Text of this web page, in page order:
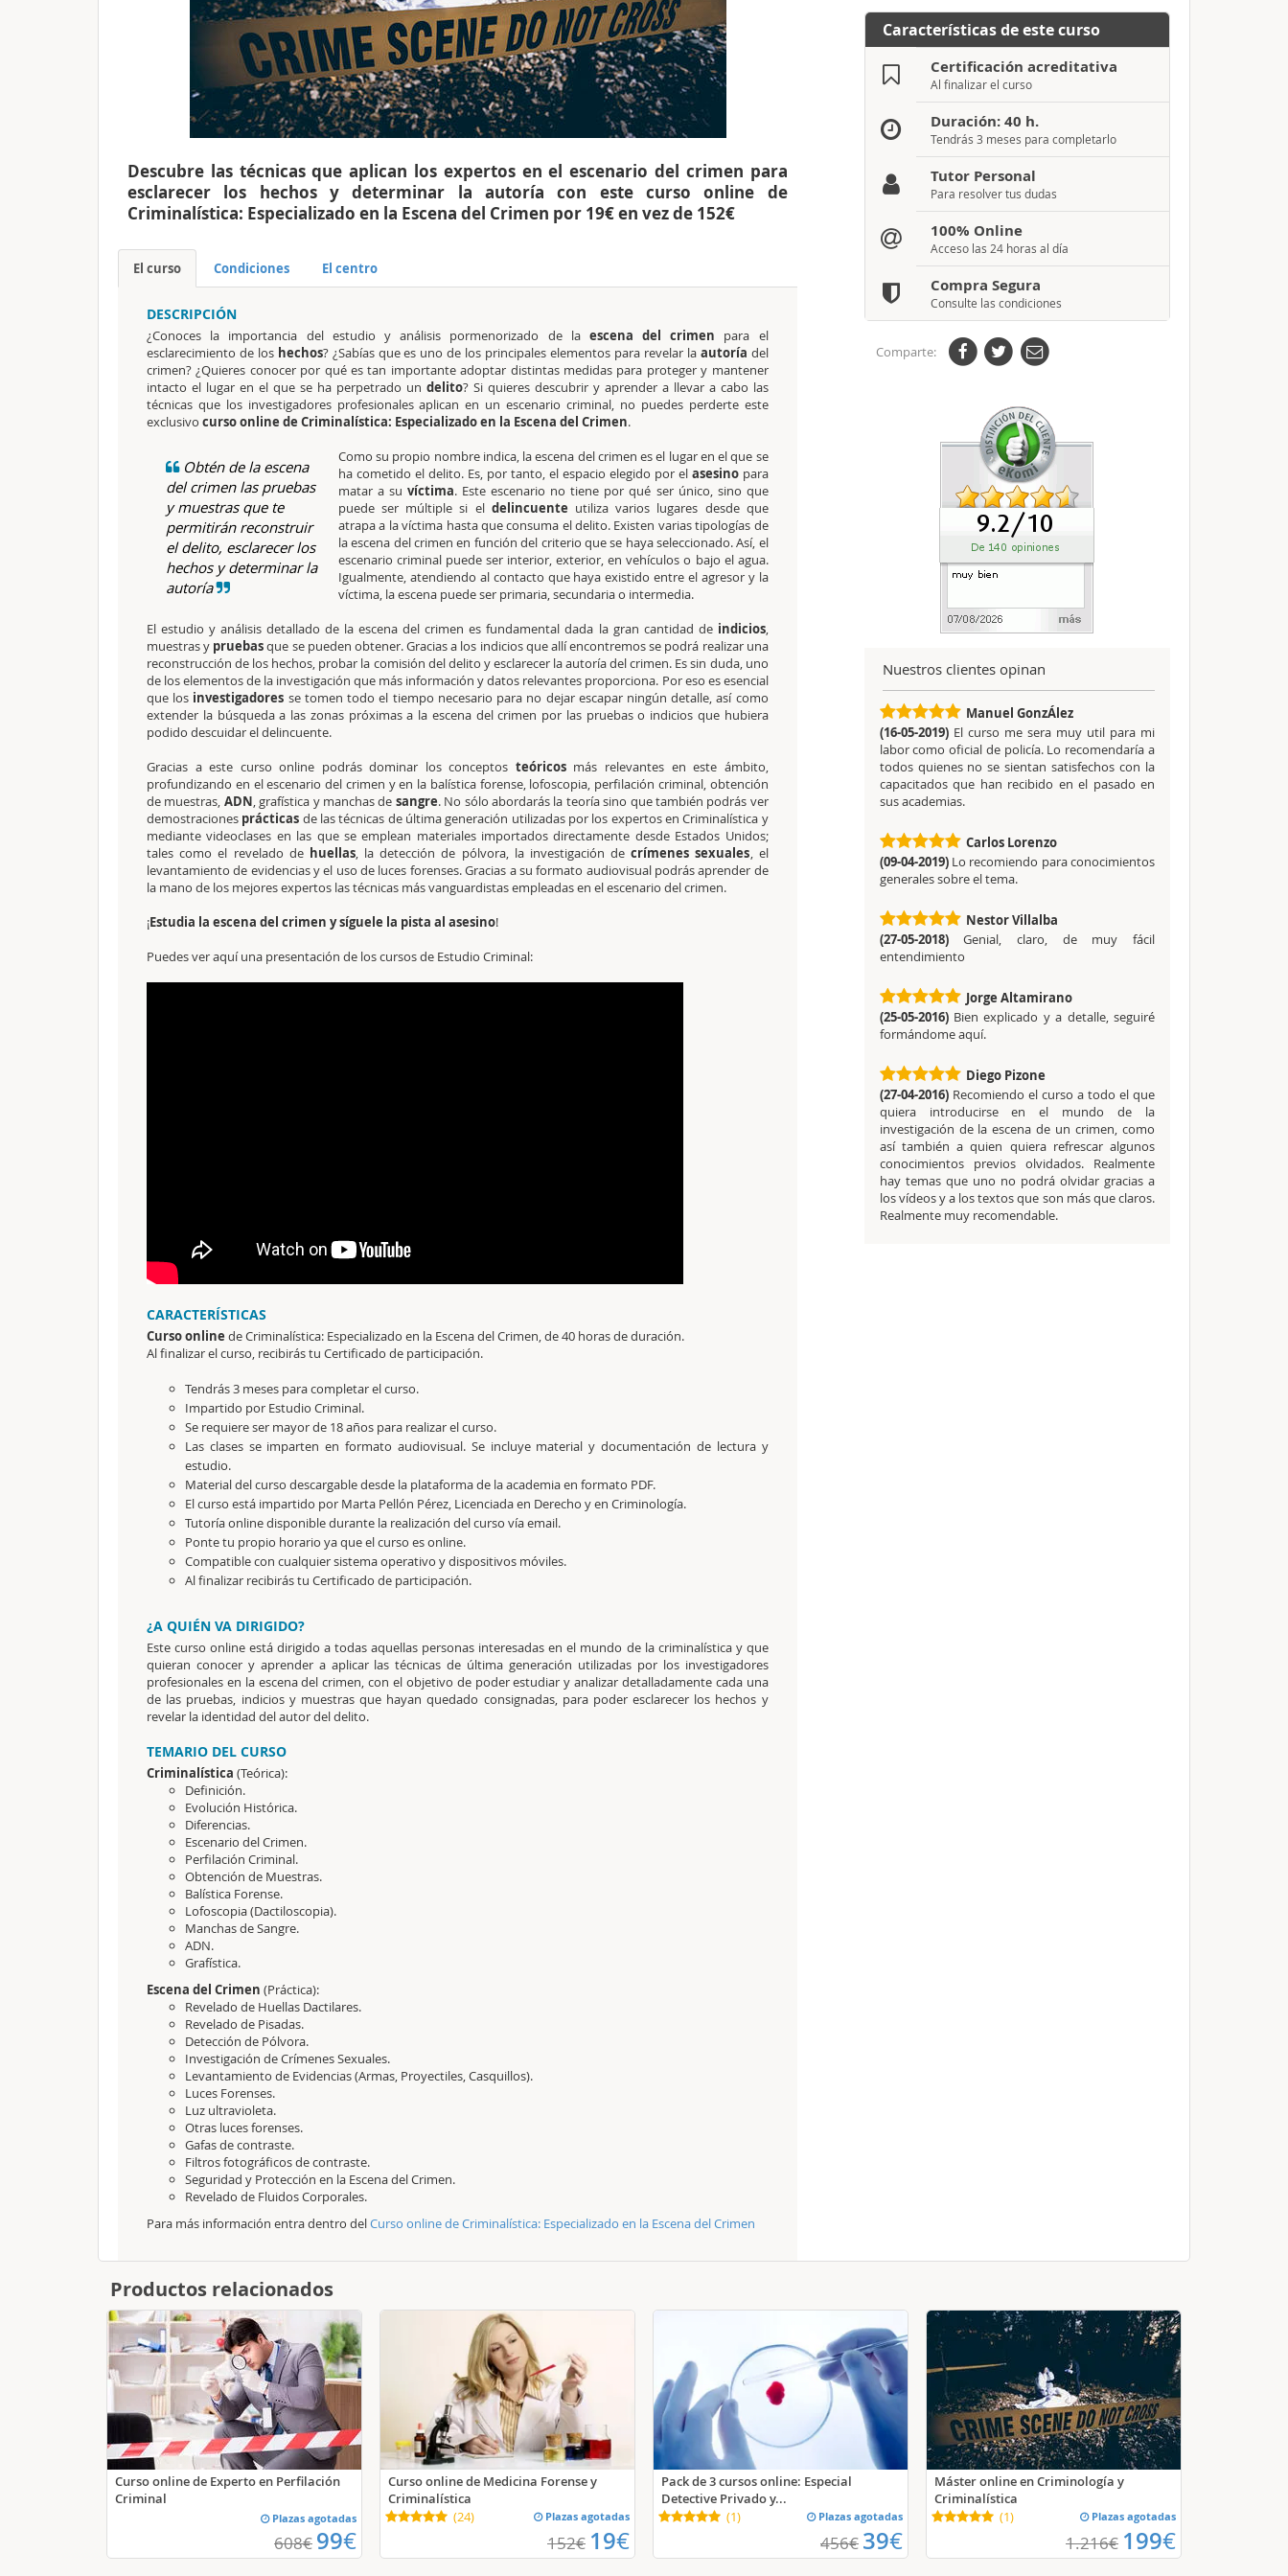
Descubre las técnicas que aplican los expertos en el escenario del crimen para
esclarecer los hechos y determinar la autoría con este curso online de
Criminalística: Especializado en la Escena del Crimen por 19€ en vez de 152€
El curso Condiciones El centro
DESCRIPCIÓN
¿Conoces la importancia del estudio y análisis pormenorizado de la escena del crimen para el
esclarecimiento de los hechos? ¿Sabías que es uno de los principales elementos para revelar la autoría del
crimen? ¿Quieres conocer por qué es tan importante adoptar distintas medidas para proteger y mantener
intacto el lugar en el que se ha perpetrado un delito? Si quieres descubrir y aprender a llevar a cabo las
técnicas que los investigadores profesionales aplican en un escenario criminal, no puedes perderte este
exclusivo curso online de Criminalística: Especializado en la Escena del Crimen.
Obtén de la escena
del crimen las pruebas
y muestras que te
permitirán reconstruir
el delito, esclarecer los
hechos y determinar la
autoría
Como su propio nombre indica, la escena del crimen es el lugar en el que se
ha cometido el delito. Es, por tanto, el espacio elegido por el asesino para
matar a su víctima. Este escenario no tiene por qué ser único, sino que
puede ser múltiple si eldelincuente utiliza varios lugares desde que
atrapa a la víctima hasta que consuma el delito. Existen varias tipologías de
la escena del crimen en función del criterio que se haya seleccionado. Así, el
escenario criminal puede ser interior, exterior, en vehículos o bajo el agua.
Igualmente, atendiendo al contacto que haya existido entre el agresor y la
víctima, la escena puede ser primaria, secundaria o intermedia.
El estudio y análisis detallado de la escena del crimen es fundamental dada la gran cantidad de indicios,
muestras y pruebasque se pueden obtener. Gracias a los indicios que allí encontremos se podrá realizar una
reconstrucción de los hechos, probar la comisión del delito y esclarecer la autoría del crimen. Es sin duda, uno
de los elementos de la investigación que más información y datos relevantes proporciona. Por eso es esencial
que los investigadores se tomen todo el tiempo necesario para no dejar escapar ningún detalle, así como
extender la búsqueda a las zonas próximas a la escena del crimen por las pruebas o indicios que hubiera
podido descuidar el delincuente.
Gracias a este curso online podrás dominar los conceptos teóricosmás relevantes en este ámbito,
profundizando en el escenario del crimen y en la balística forense, lofoscopia, perfilación criminal, obtención
de muestras, ADN, grafística y manchas de sangre. No sólo abordarás la teoría sino que también podrás ver
demostraciones prácticas de las técnicas de última generación utilizadas por los expertos en Criminalística y
mediante videoclases en las que se emplean materiales importados directamente desde Estados Unidos;
tales como el revelado de huellas, la detección de pólvora, la investigación decrímenes sexuales, el
levantamiento de evidencias y el uso de luces forenses. Gracias a su formato audiovisual podrás aprender de
la mano de los mejores expertos las técnicas más vanguardistas empleadas en el escenario del crimen.
¡Estudia la escena del crimen y síguele la pista al asesino!
Puedes ver aquí una presentación de los cursos de Estudio Criminal:
CARACTERÍSTICAS
Curso online de Criminalística: Especializado en la Escena del Crimen, de 40 horas de duración.
Al finalizar el curso, recibirás tu Certificado de participación.
Tendrás 3 meses para completar el curso.
Impartido por Estudio Criminal.
Se requiere ser mayor de 18 años para realizar el curso.
Las clases se imparten en formato audiovisual. Se incluye material y documentación de lectura y
estudio.
Material del curso descargable desde la plataforma de la academia en formato PDF.
El curso está impartido por Marta Pellón Pérez, Licenciada en Derecho y en Criminología.
Tutoría online disponible durante la realización del curso vía email.
Ponte tu propio horario ya que el curso es online.
Compatible con cualquier sistema operativo y dispositivos móviles.
Al finalizar recibirás tu Certificado de participación.
¿A QUIÉN VA DIRIGIDO?
Este curso online está dirigido a todas aquellas personas interesadas en el mundo de la criminalística y que
quieran conocer y aprender a aplicar las técnicas de última generación utilizadas por los investigadores
profesionales en la escena del crimen, con el objetivo de poder estudiar y analizar detalladamente cada una
de las pruebas, indicios y muestras que hayan quedado consignadas, para poderesclarecer los hechos y
revelar la identidad del autor del delito.
TEMARIO DEL CURSO
Criminalística (Teórica):
Definición.
Evolución Histórica.
Diferencias.
Escenario del Crimen.
Perfilación Criminal.
Obtención de Muestras.
Balística Forense.
Lofoscopia (Dactiloscopia).
Manchas de Sangre.
ADN.
Grafística.
Escena del Crimen (Práctica):
Revelado de Huellas Dactilares.
Revelado de Pisadas.
Detección de Pólvora.
Investigación de Crímenes Sexuales.
Levantamiento de Evidencias (Armas, Proyectiles, Casquillos).
Luces Forenses.
Luz ultravioleta.
Otras luces forenses.
Gafas de contraste.
Filtros fotográficos de contraste.
Seguridad y Protección en la Escena del Crimen.
Revelado de Fluidos Corporales.
Para más información entra dentro delCurso online de Criminalística: Especializado en la Escena del Crimen
Características de este curso
Certificación acreditativa
Al finalizar el curso
Duración: 40 h.
Tendrás 3 meses para completarlo
Tutor Personal
Para resolver tus dudas
100% Online
Acceso las 24 horas al día
Compra Segura
Consulte las condiciones
Comparte:
Nuestros clientes opinan
Manuel GonzÁlez
(16-05-2019) El curso me sera muy util para mi
labor como oficial de policía. Lo recomendaría a
todos quienes no se sientan satisfechos con la
capacitados que han recibido en el pasado en
sus academias.
Carlos Lorenzo
(09-04-2019) Lo recomiendo para conocimientos
generales sobre el tema.
Nestor Villalba
(27-05-2018)
Genial, claro, de muy fácil
entendimiento
Jorge Altamirano
(25-05-2016) Bien explicado y a detalle, seguiré
formándome aquí.
Diego Pizone
(27-04-2016) Recomiendo el curso a todo el que
quiera introducirse en el mundo de la
investigación de la escena de un crimen, como
así también a quien quiera refrescar algunos
conocimientos previos olvidados. Realmente
hay temas que uno no podrá olvidar gracias a
los vídeos y a los textos que son más que claros.
Realmente muy recomendable.
Productos relacionados
Curso online de Experto en Perfilación
Criminal
Plazas agotadas
608€ 99€
Curso online de Medicina Forense y
Criminalística
(24) Plazas agotadas
152€ 19€
Pack de 3 cursos online: Especial
Detective Privado y...
(1) Plazas agotadas
456€ 39€
Máster online en Criminología y
Criminalística
(1) Plazas agotadas
1.216€ 199€